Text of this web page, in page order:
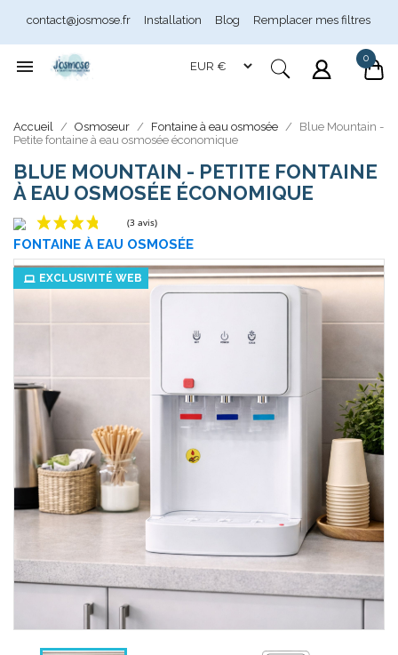
contact@josmose.fr Installation Blog Remplacer mes filtres
 0
Accueil Osmoseur Fontaine à eau osmosée
Blue Mountain -
Petite fontaine à eau osmosée économique
BLUE MOUNTAIN - PETITE FONTAINE
À EAU OSMOSÉE ÉCONOMIQUE
(3 avis)
FONTAINE À EAU OSMOSÉE
EXCLUSIVITÉ WEB
Assistant Josmose